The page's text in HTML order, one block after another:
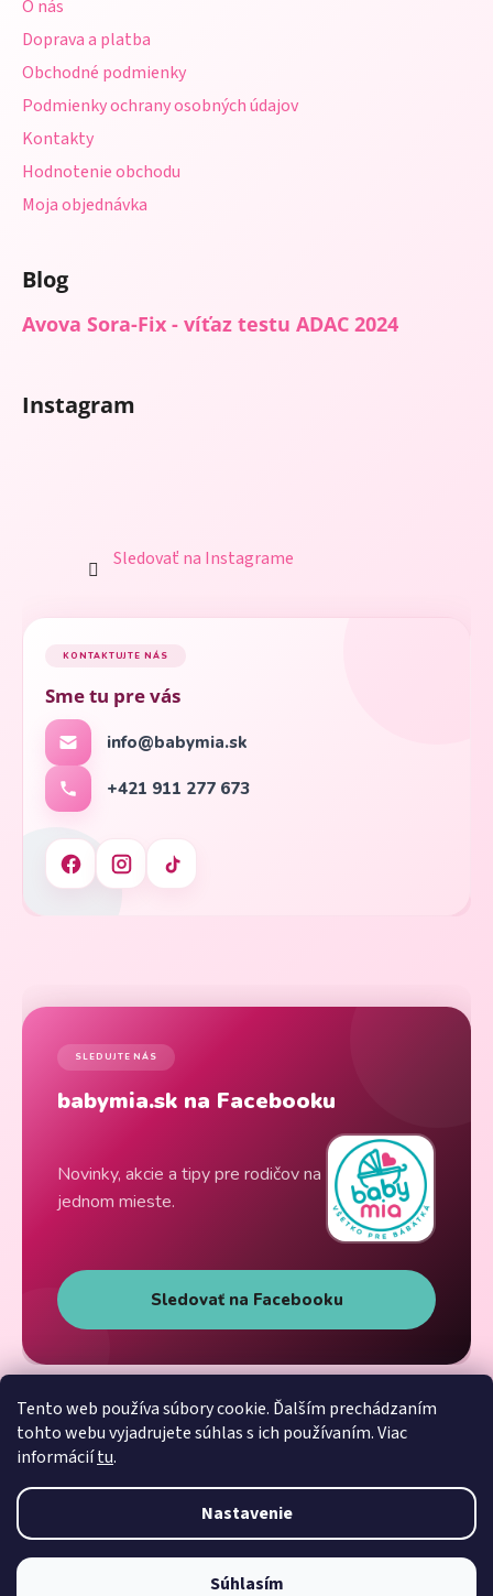
Tento web používa súbory cookie. Ďalším prechádzaním
tohto webu vyjadrujete súhlas s ich používaním. Viac
informáciítu.
Nastavenie
Súhlasím
O nás
Doprava a platba
Obchodné podmienky
Podmienky ochrany osobných údajov
Kontakty
Hodnotenie obchodu
Moja objednávka
Blog
Avova Sora-Fix - víťaz testu ADAC 2024
Instagram
Sledovať na Instagrame
KONTAKTUJTE NÁS
Sme tu pre vás
info@babymia.sk
+421 911 277 673
SLEDUJTE NÁS
babymia.sk na Facebooku
Novinky, akcie a tipy pre rodičov na
jednom mieste.
Sledovať na Facebooku
Vytvoril Shoptet